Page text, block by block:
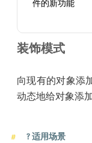
件的新功能
装饰模式
向现有的对象添
动态地给对象添
?适用场景